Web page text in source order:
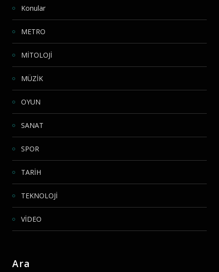
Konular
METRO
MİTOLOJİ
MÜZİK
OYUN
SANAT
SPOR
TARİH
TEKNOLOJİ
VİDEO
Ara